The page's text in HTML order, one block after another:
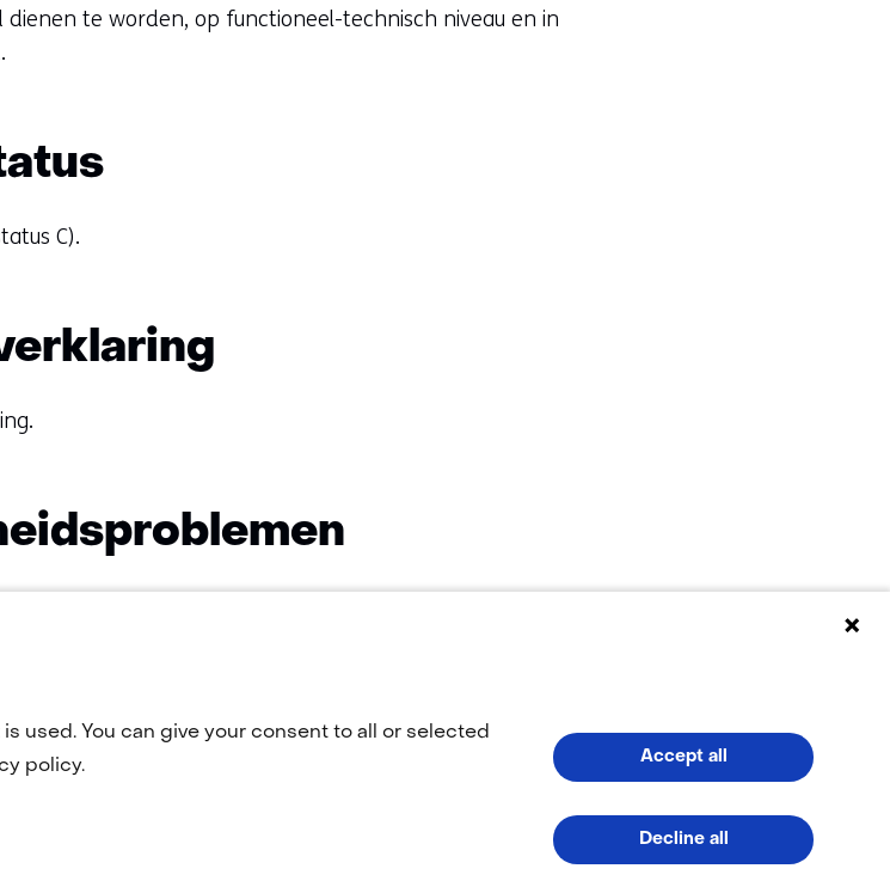
te worden, op functioneel-technisch niveau en in
C).
used. You can give your consent to all or selected
policy.
Accept all
Decline all